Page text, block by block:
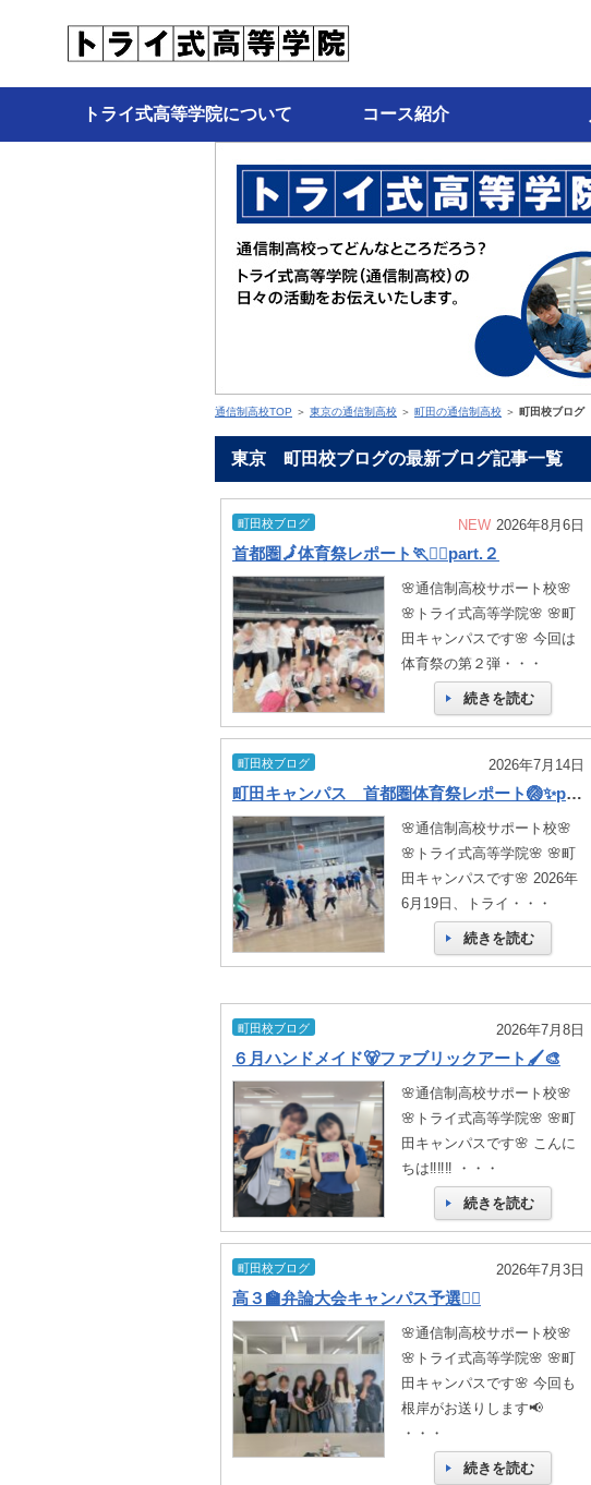
トライ式高等学院について コース紹介
通信制高校TOP ＞ 東京の通信制高校 ＞ 町田の通信制高校 ＞ 町田校ブログ
東京 町田校ブログの最新ブログ記事一覧
町田校ブログ NEW 2026年8月6日
首都圏🗾体育祭レポート🏃🏃‍♀️part.２
🌸通信制高校サポート校🌸
🌸トライ式高等学院🌸 🌸町
田キャンパスです🌸 今回は
体育祭の第２弾・・・
続きを読む
町田校ブログ 2026年7月14日
町田キャンパス 首都圏体育祭レポート🏐✨part.1
🌸通信制高校サポート校🌸
🌸トライ式高等学院🌸 🌸町
田キャンパスです🌸 2026年
6月19日、トライ・・・
続きを読む
町田校ブログ 2026年7月8日
６月ハンドメイド🐻ファブリックアート🖌️🎨
🌸通信制高校サポート校🌸
🌸トライ式高等学院🌸 🌸町
田キャンパスです🌸 こんに
ちは‼️‼️‼️ ・・・
続きを読む
町田校ブログ 2026年7月3日
高３🏫弁論大会キャンパス予選❤️‍🔥
🌸通信制高校サポート校🌸
🌸トライ式高等学院🌸 🌸町
田キャンパスです🌸 今回も
根岸がお送りします📢
・・・
続きを読む